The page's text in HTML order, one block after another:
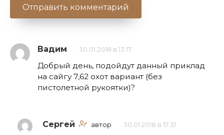
Вадим 30.01.2018 в 13:17
Добрый день, подойдут данный приклад
на сайгу 7,62 охот вариант (без
пистолетной рукоятки)?
Сергей автор 30.01.2018 в 17:31